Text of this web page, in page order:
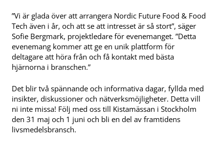
”Vi är glada över att arrangera Nordic Future Food & Food
Tech även i år, och att se att intresset är så stort”, säger
Sofie Bergmark, projektledare för evenemanget. ”Detta
evenemang kommer att ge en unik plattform för
deltagare att höra från och få kontakt med bästa
hjärnorna i branschen.”
Det blir två spännande och informativa dagar, fyllda med
insikter, diskussioner och nätverksmöjligheter. Detta vill
ni inte missa! Följ med oss till Kistamässan i Stockholm
den 31 maj och 1 juni och bli en del av framtidens
livsmedelsbransch.